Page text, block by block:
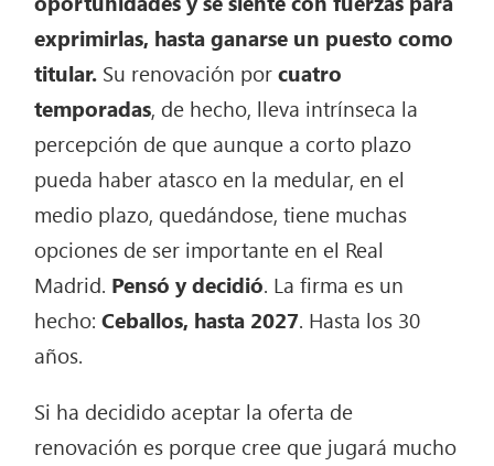
exprimirlas, hasta ganarse un puesto como
titular. Su renovación porcuatro
temporadas, de hecho, lleva intrínseca la
percepción de que aunque a corto plazo
pueda haber atasco en la medular, en el
medio plazo, quedándose, tiene muchas
opciones de ser importante en el Real
Madrid. Pensó y decidió. La firma es un
hecho:Ceballos, hasta 2027. Hasta los 30
años.
Si ha decidido aceptar la oferta de
renovación es porque cree que jugará mucho